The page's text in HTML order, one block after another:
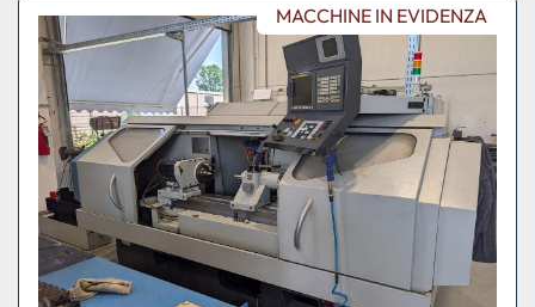
MACCHINE IN EVIDENZA